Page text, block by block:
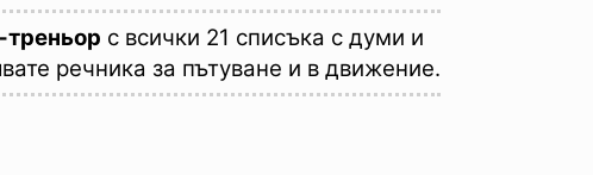
с всички 21 списъка с думи и
речника за пътуване и в движение.